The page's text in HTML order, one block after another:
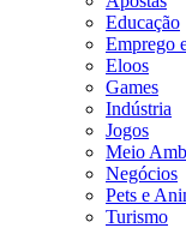
Educação
Emprego
Eloos
Games
Indústria
Jogos
Meio
Negócios
Pets e
Turismo